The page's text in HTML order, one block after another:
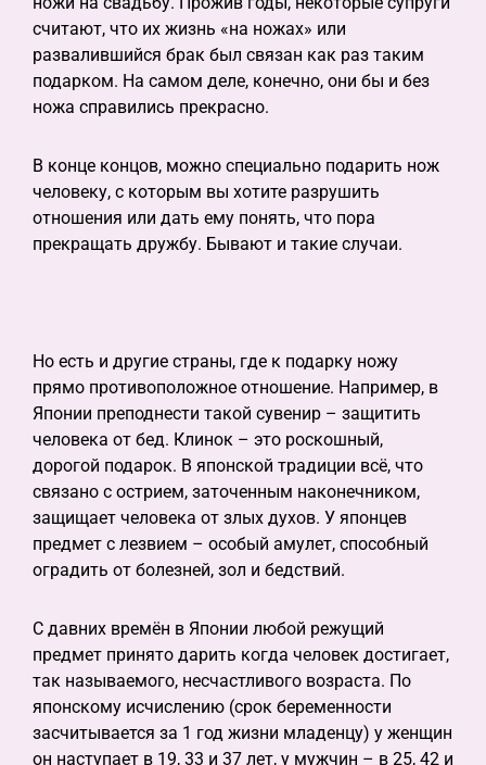
считают, что их жизнь «на ножах» или
развалившийся брак был связан как раз таким
подарком. На самом деле, конечно, они бы и без
ножа справились прекрасно.
В конце концов, можно специально подарить нож
человеку, с которым вы хотите разрушить
отношения или дать ему понять, что пора
прекращать дружбу. Бывают и такие случаи.
Но есть и другие страны, где к подарку ножу
прямо противоположное отношение. Например, в
Японии преподнести такой сувенир – защитить
человека от бед. Клинок – это роскошный,
дорогой подарок. В японской традиции всё, что
связано с острием, заточенным наконечником,
защищает человека от злых духов. У японцев
предмет с лезвием – особый амулет, способный
оградить от болезней, зол и бедствий.
С давних времён в Японии любой режущий
предмет принято дарить когда человек достигает,
так называемого, несчастливого возраста. По
японскому исчислению (срок беременности
засчитывается за 1 год жизни младенцу) у женщин
он наступает в 19, 33 и 37 лет, у мужчин – в 25, 42 и